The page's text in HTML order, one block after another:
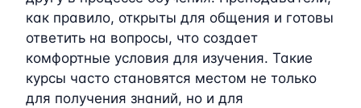
как правило, открыты для общения и готовы
ответить на вопросы, что создает
комфортные условия для изучения. Такие
курсы часто становятся местом не только
для получения знаний, но и для